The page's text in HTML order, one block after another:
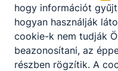
hogy információt
hogyan használják
cookie-k nem tudják
beazonosítani, az
részben rögzítik. A